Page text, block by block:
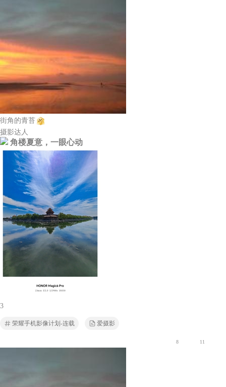
街角的青苔
摄影达人
角楼夏意，一眼心动
3
荣耀手机影像计划-连载 爱摄影
8 11